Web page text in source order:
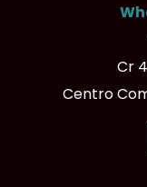
Cr
Centro